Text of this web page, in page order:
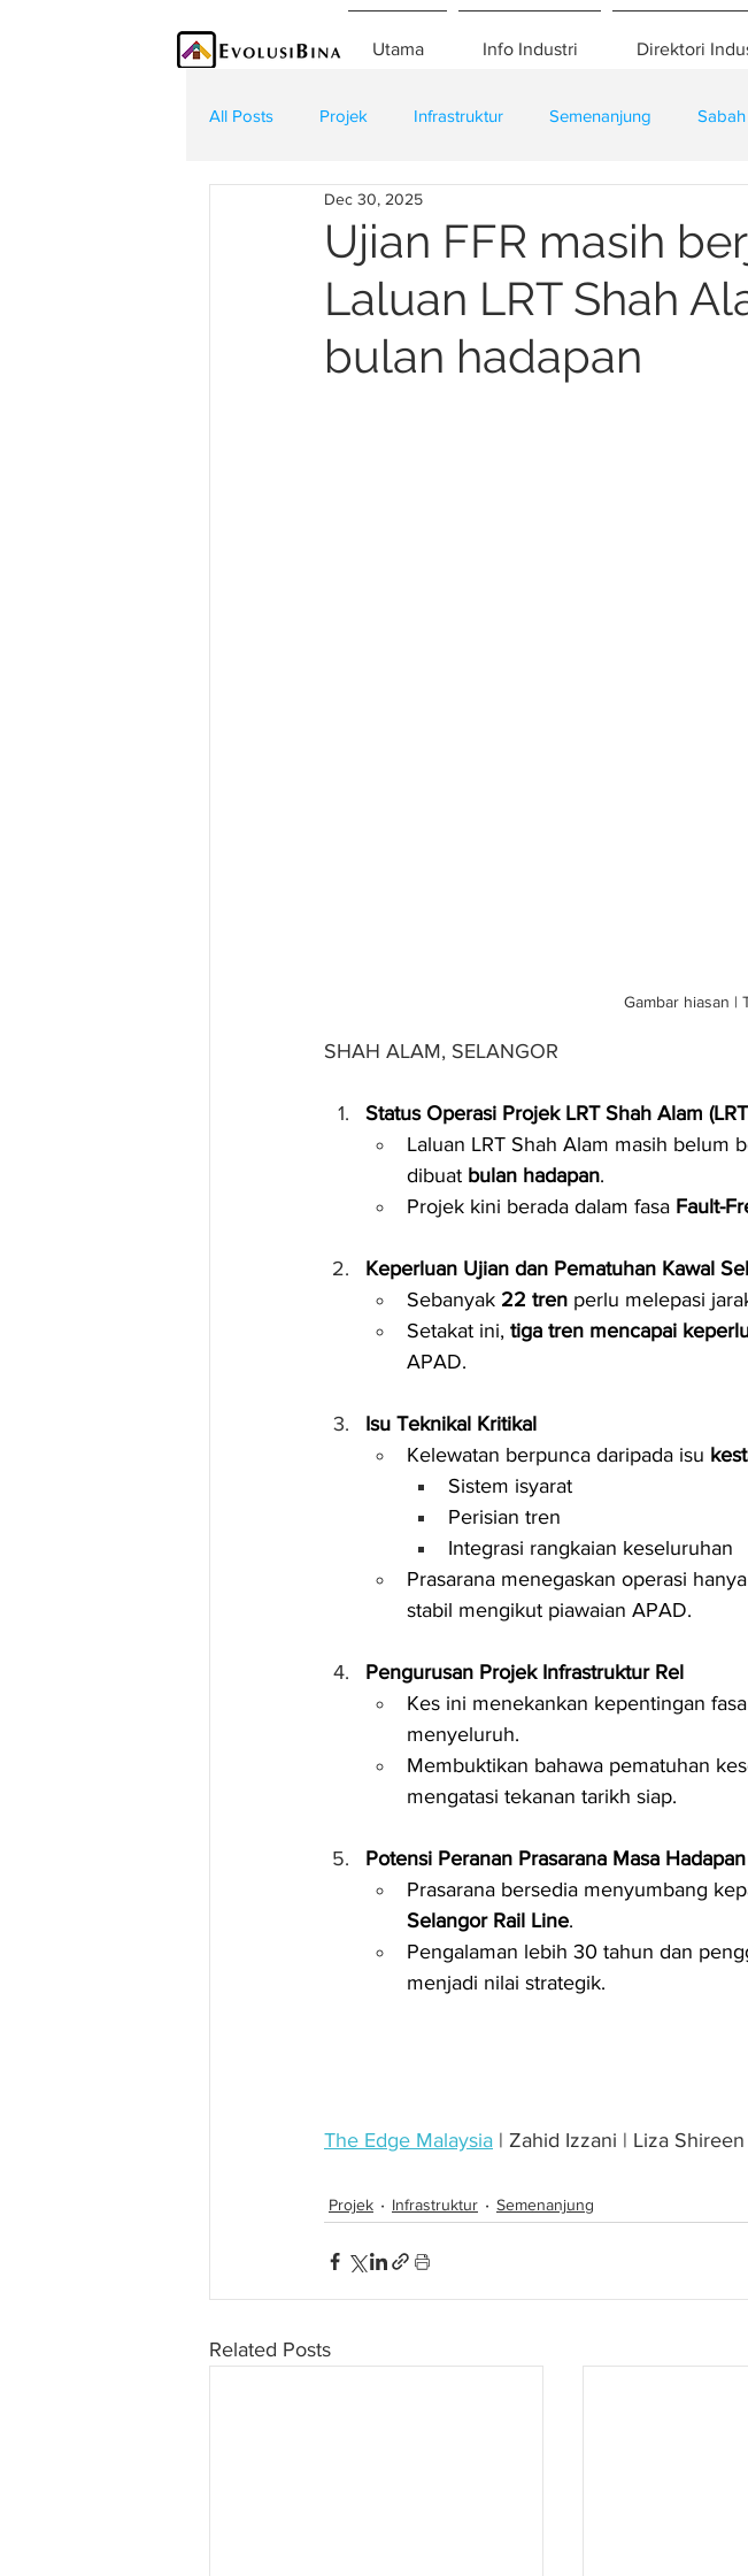
Utama Info Industri Direktori
All Posts Projek Infrastruktur Semenanjung
Teknologi Kontraktor
Ujian FFR masih
Laluan LRT Shah
bulan hadapan
Dec 30, 2025
Gambar hiasan |
SHAH ALAM, SELANGOR
Status Operasi Projek LRT Shah Alam
Laluan LRT Shah Alam masih belum
dibuat bulan hadapan.
Projek kini berada dalam fasa Fault-
Keperluan Ujian dan Pematuhan Kawal
Sebanyak 22 tren perlu melepasi
Setakat ini, tiga tren mencapai
APAD.
Isu Teknikal Kritikal
Kelewatan berpunca daripada isu
Sistem isyarat
Perisian tren
Integrasi rangkaian keseluruhan
Prasarana menegaskan operasi
stabil mengikut piawaian APAD.
Pengurusan Projek Infrastruktur Rel
Kes ini menekankan kepentingan fasa
menyeluruh.
Membuktikan bahawa pematuhan
mengatasi tekanan tarikh siap.
Potensi Peranan Prasarana Masa Hadapan
Prasarana bersedia menyumbang
Selangor Rail Line.
Pengalaman lebih 30 tahun dan
menjadi nilai strategik.
The Edge Malaysia | Zahid Izzani | Liza
Projek Infrastruktur Semenanjung
Related Posts